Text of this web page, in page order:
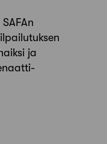
ja